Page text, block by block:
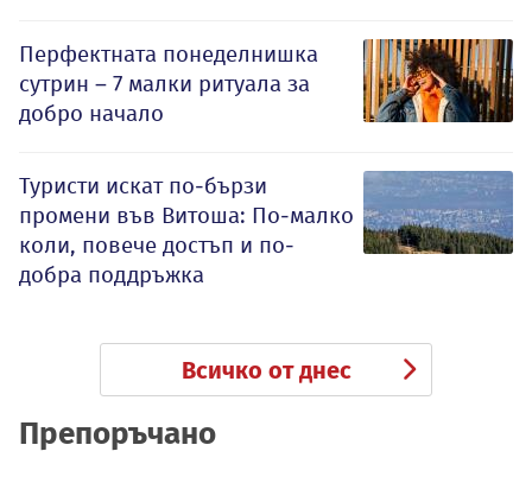
Перфектната понеделнишка
сутрин – 7 малки ритуала за
добро начало
Туристи искат по-бързи
промени във Витоша: По-малко
коли, повече достъп и по-
добра поддръжка
Всичко от днес
Препоръчано